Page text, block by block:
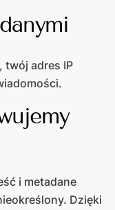
twój adres IP
i metadane
Dzięki